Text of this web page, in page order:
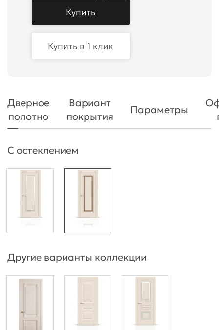
Купить
Купить в 1 клик
Дверное
полотно
Вариант
покрытия
Параметры
С остеклением
Другие варианты коллекции